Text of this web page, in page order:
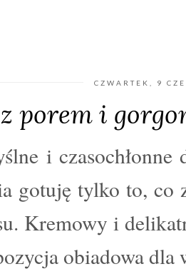
CZWARTEK, 9
porem i
i
gotuję tylko to,
Kremowy i
obiadowa dla